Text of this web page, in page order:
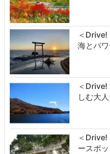
＜Drive!
海とパ
＜Drive!
しむ大
＜Drive!
ースポ